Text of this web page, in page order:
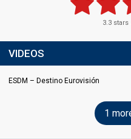
3.3 stars
VIDEOS
ESDM – Destino Eurovisión
1